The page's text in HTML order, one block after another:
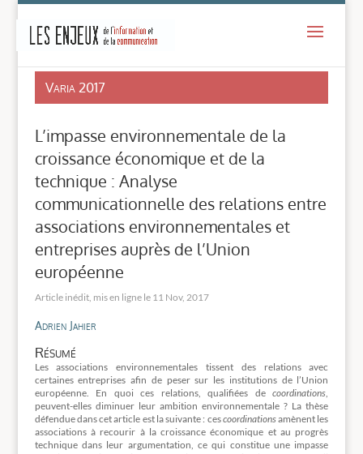
Varia 2017
L’impasse environnementale de la
croissance économique et de la
technique : Analyse
communicationnelle des relations entre
associations environnementales et
entreprises auprès de l’Union
européenne
11 Nov, 2017
Adrien Jahier
Résumé
Les associations environnementales tissent des relations avec
certaines entreprises afin de peser sur les institutions de l’Union
européenne. En quoi ces relations, qualifiées decoordinations,
peuvent-elles diminuer leur ambition environnementale ? La thèse
défendue dans cet article est la suivante : cescoordinationsamènent les
associations à recourir à la croissance économique et au progrès
technique dans leur argumentation, ce qui constitue une impasse